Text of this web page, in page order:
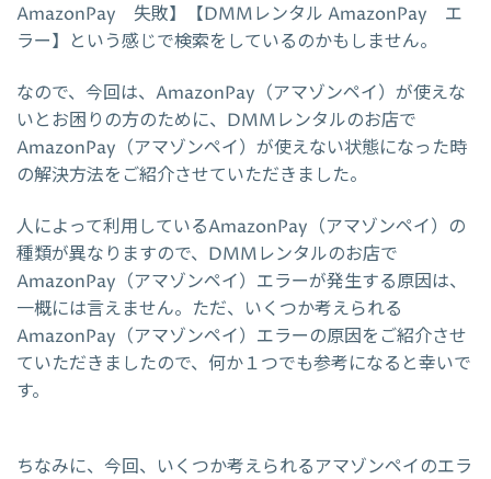
AmazonPay 失敗】【DMMレンタル AmazonPay エ
ラー】という感じで検索をしているのかもしません。
なので、今回は、AmazonPay（アマゾンペイ）が使えな
いとお困りの方のために、DMMレンタルのお店で
AmazonPay（アマゾンペイ）が使えない状態になった時
の解決方法をご紹介させていただきました。
人によって利用しているAmazonPay（アマゾンペイ）の
種類が異なりますので、DMMレンタルのお店で
AmazonPay（アマゾンペイ）エラーが発生する原因は、
一概には言えません。ただ、いくつか考えられる
AmazonPay（アマゾンペイ）エラーの原因をご紹介させ
ていただきましたので、何か１つでも参考になると幸いで
す。
ちなみに、今回、いくつか考えられるアマゾンペイのエラ